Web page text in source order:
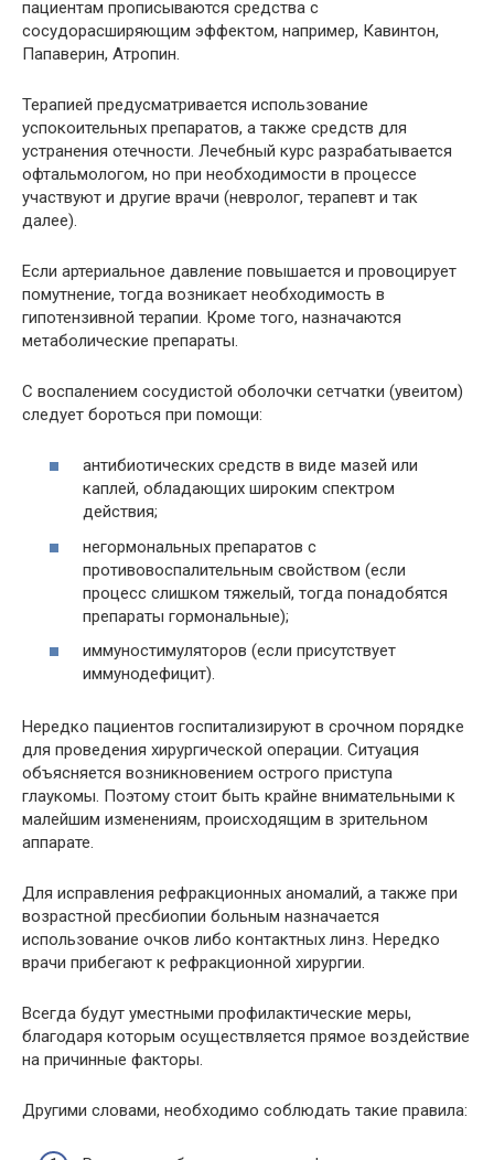
пациентам прописываются средства с
сосудорасширяющим эффектом, например, Кавинтон,
Папаверин, Атропин.
Терапией предусматривается использование
успокоительных препаратов, а также средств для
устранения отечности. Лечебный курс разрабатывается
офтальмологом, но при необходимости в процессе
участвуют и другие врачи (невролог, терапевт и так
далее).
Если артериальное давление повышается и провоцирует
помутнение, тогда возникает необходимость в
гипотензивной терапии. Кроме того, назначаются
метаболические препараты.
С воспалением сосудистой оболочки сетчатки (увеитом)
следует бороться при помощи:
антибиотических средств в виде мазей или
каплей, обладающих широким спектром
действия;
негормональных препаратов с
противовоспалительным свойством (если
процесс слишком тяжелый, тогда понадобятся
препараты гормональные);
иммуностимуляторов (если присутствует
иммунодефицит).
Нередко пациентов госпитализируют в срочном порядке
для проведения хирургической операции. Ситуация
объясняется возникновением острого приступа
глаукомы. Поэтому стоит быть крайне внимательными к
малейшим изменениям, происходящим в зрительном
аппарате.
Для исправления рефракционных аномалий, а также при
возрастной пресбиопии больным назначается
использование очков либо контактных линз. Нередко
врачи прибегают к рефракционной хирургии.
Всегда будут уместными профилактические меры,
благодаря которым осуществляется прямое воздействие
на причинные факторы.
Другими словами, необходимо соблюдать такие правила: